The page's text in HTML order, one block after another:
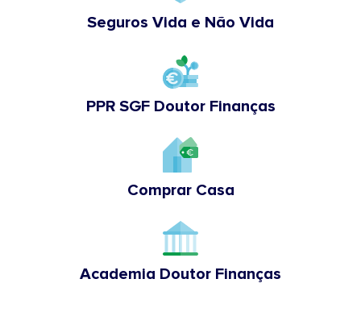
Seguros Vida e Não Vida
PPR SGF Doutor Finanças
Comprar Casa
Academia Doutor Finanças